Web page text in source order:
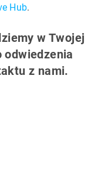
Hub.
w Twojej
odwiedzenia
z nami.